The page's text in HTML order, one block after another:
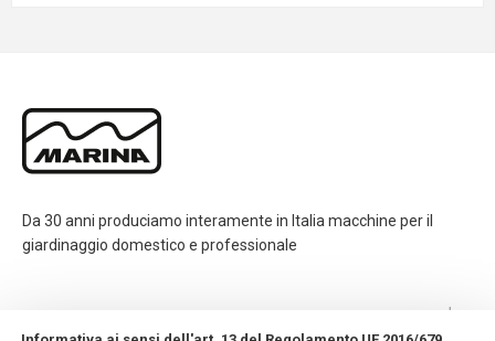
Da 30 anni produciamo interamente in Italia macchine per il
giardinaggio domestico e professionale